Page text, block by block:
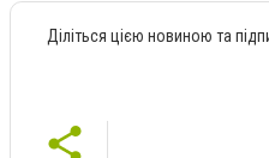
Діліться цією новиною та